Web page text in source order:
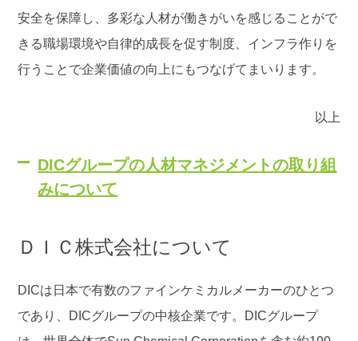
安全を保障し、多彩な人材が働きがいを感じることがで
きる職場環境や自律的成長を促す制度、インフラ作りを
行うことで企業価値の向上にもつなげてまいります。
以上
DICグループの人材マネジメントの取り組
みについて
ＤＩＣ株式会社について
DICは日本で有数のファインケミカルメーカーのひとつ
であり、DICグループの中核企業です。DICグループ